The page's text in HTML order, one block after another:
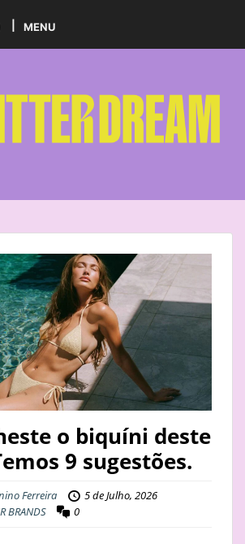
MENU
o biquíni deste
9 sugestões.
Ferreira
5 de Julho, 2026
BRANDS 0